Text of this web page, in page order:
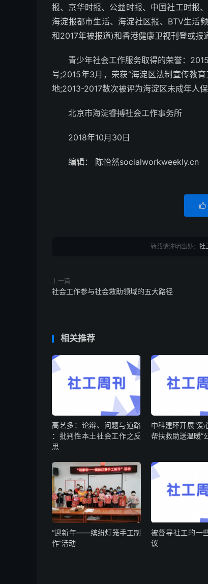
报、京华时报、公益时报、中国社工时报
海淀报都市生活、海淀社区报、BTV生活
和2017年被报道)和香港健康卫视刊登或报
青少年社会工作服务取得的荣誉：
号;2015年3月，荣获“海淀区法制宣传教
地;2013-2017数次被评为海淀区未成年人保
北京市海淀睿搏社会工作事务所
2018年10月30日
编辑： 陈怡然socialworkweekly.cn

转载请注明出处： 社
上一篇
社会工作参与社会救助领域的五大路径
相关推荐
高艺多：论辩、问题与道路
：批判性本土社会工作之反
思
中科建环开展“爱
帮扶救助送温暖”
“迎新年——缤纷灯笼手工制
作”活动
被督导社工的一
议